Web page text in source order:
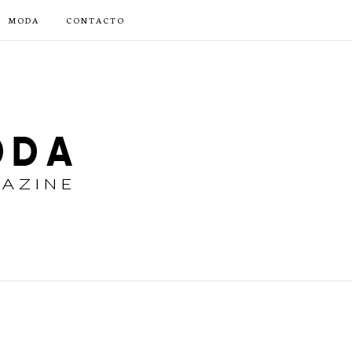
MODA CONTACTO